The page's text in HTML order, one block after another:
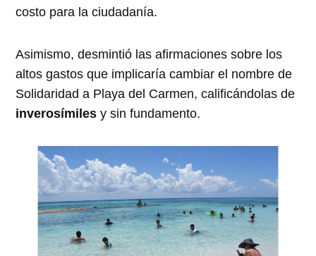
costo para la ciudadanía.
Asimismo, desmintió las afirmaciones sobre los
altos gastos que implicaría cambiar el nombre de
Solidaridad a Playa del Carmen, calificándolas de
inverosímiles y sin fundamento.